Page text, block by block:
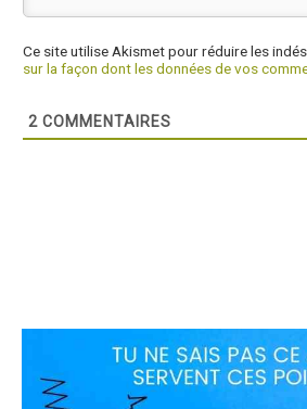
Ce site utilise Akismet pour réduire les
sur la façon dont les données de vos
2 COMMENTAIRES